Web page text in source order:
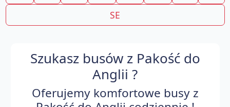
SE
Szukasz busów z Pakość do
Anglii ?
Oferujemy komfortowe busy z